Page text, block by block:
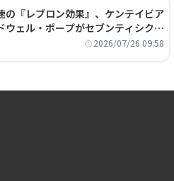
の『レブロン効果』、ケンテイビア
ウェル・ポープがセブンティシクサ
で加入
2026/07/26 09:58